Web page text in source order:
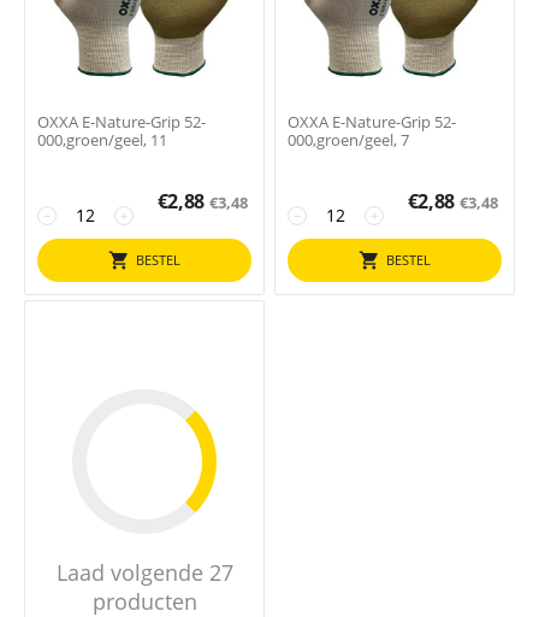
OXXA E-Nature-Grip 52-
000,groen/geel, 11
+
−
€2,88 €3,48
BESTEL
OXXA E-Nature-Grip 52-
000,groen/geel, 7
+
−
€2,88 €3,48
BESTEL
Laad volgende 27
producten